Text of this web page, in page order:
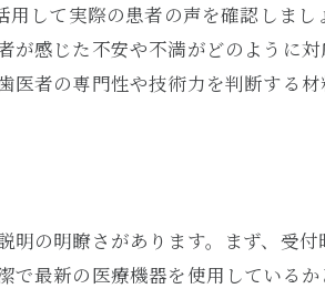
して実際の患者の声を確認しまし
が感じた不安や不満がどのように対
医者の専門性や技術力を判断する材
の明瞭さがあります。まず、受付
最新の医療機器を使用しているか